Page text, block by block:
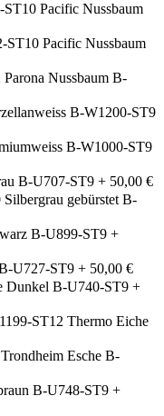
Pacific Nussbaum
Pacific Nussbaum
Parona Nussbaum B-
B-W1200-ST9
B-W1000-ST9
B-U707-ST9 + 50,00 €
Silbergrau gebürstet B-
B-U899-ST9 +
U727-ST9 + 50,00 €
Dunkel B-U740-ST9 +
Thermo Eiche
Trondheim Esche B-
B-U748-ST9 +